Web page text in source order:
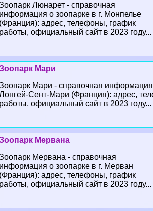
Зоопарк Люнарет - справочная
информация о зоопарке в г. Монпелье
(Франция): адрес, телефоны, график
работы, официальный сайт в 2023 году...
Зоопарк Мари
Зоопарк Мари - справочная информация
Лонгeй-Сент-Мари (Франция): адрес,
работы, официальный сайт в 2023 году...
Зоопарк Мервана
Зоопарк Мервана - справочная
информация о зоопарке в г. Мерван
(Франция): адрес, телефоны, график
работы, официальный сайт в 2023 году...